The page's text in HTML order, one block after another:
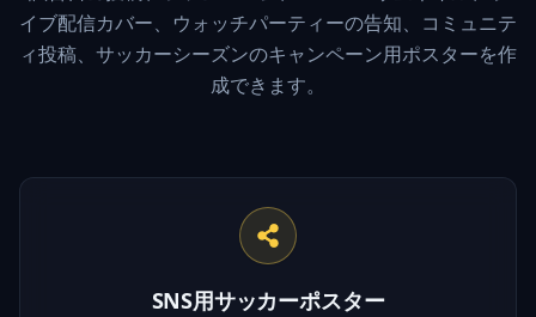
イブ配信カバー、ウォッチパーティーの告知、コミュニテ
ィ投稿、サッカーシーズンのキャンペーン用ポスターを作
成できます。
SNS用サッカーポスター